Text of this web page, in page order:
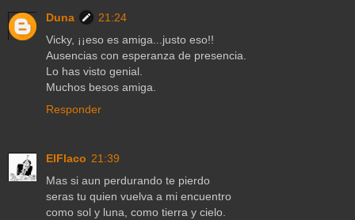
Duna
21:24
Vicky, ¡¡eso es amiga...justo eso!!
Ausencias con esperanza de presencia.
Lo has visto genial.
Muchos besos amiga.
Responder
ElFlaco 21:39
Mas si aun perdurando te pierdo
seras tu quien vuelva a mi encuentro
como sol y luna, como tierra y cielo.